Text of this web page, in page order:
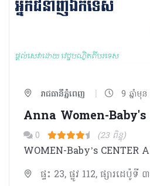
រាជធានីភ្នំពេញ | 9 ឆ្នាំមុន
Anna Women-Baby's
0 (23 ពិន្ទុ)
ផ្ទះ 23, ផ្លូវ 112, ផ្សារដេប៉ូ